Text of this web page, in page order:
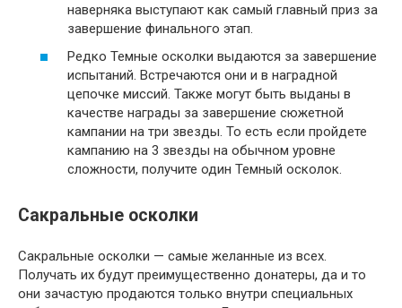
наверняка выступают как самый главный приз за
завершение финального этап.
Редко Темные осколки выдаются за завершение
испытаний. Встречаются они и в наградной
цепочке миссий. Также могут быть выданы в
качестве награды за завершение сюжетной
кампании на три звезды. То есть если пройдете
кампанию на 3 звезды на обычном уровне
сложности, получите один Темный осколок.
Сакральные осколки
Сакральные осколки — самые желанные из всех.
Получать их будут преимущественно донатеры, да и то
они зачастую продаются только внутри специальных